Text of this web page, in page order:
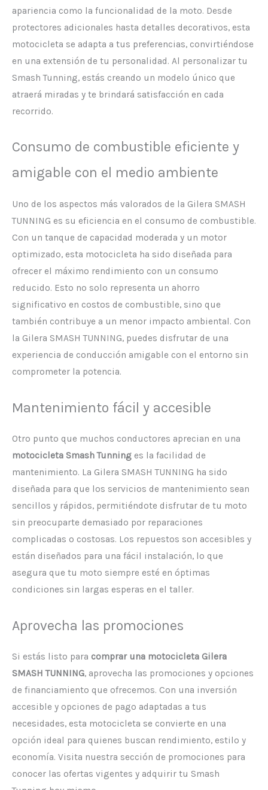
apariencia como la funcionalidad de la moto. Desde
protectores adicionales hasta detalles decorativos, esta
motocicleta se adapta a tus preferencias, convirtiéndose
en una extensión de tu personalidad. Al personalizar tu
Smash Tunning, estás creando un modelo único que
atraerá miradas y te brindará satisfacción en cada
recorrido.
Consumo de combustible eficiente y
amigable con el medio ambiente
Uno de los aspectos más valorados de la Gilera SMASH
TUNNING es su eficiencia en el consumo de combustible.
Con un tanque de capacidad moderada y un motor
optimizado, esta motocicleta ha sido diseñada para
ofrecer el máximo rendimiento con un consumo
reducido. Esto no solo representa un ahorro
significativo en costos de combustible, sino que
también contribuye a un menor impacto ambiental. Con
la Gilera SMASH TUNNING, puedes disfrutar de una
experiencia de conducción amigable con el entorno sin
comprometer la potencia.
Mantenimiento fácil y accesible
Otro punto que muchos conductores aprecian en una
motocicleta Smash Tunning es la facilidad de
mantenimiento. La Gilera SMASH TUNNING ha sido
diseñada para que los servicios de mantenimiento sean
sencillos y rápidos, permitiéndote disfrutar de tu moto
sin preocuparte demasiado por reparaciones
complicadas o costosas. Los repuestos son accesibles y
están diseñados para una fácil instalación, lo que
asegura que tu moto siempre esté en óptimas
condiciones sin largas esperas en el taller.
Aprovecha las promociones
Si estás listo para comprar una motocicleta Gilera
SMASH TUNNING, aprovecha las promociones y opciones
de financiamiento que ofrecemos. Con una inversión
accesible y opciones de pago adaptadas a tus
necesidades, esta motocicleta se convierte en una
opción ideal para quienes buscan rendimiento, estilo y
economía. Visita nuestra sección de promociones para
conocer las ofertas vigentes y adquirir tu Smash